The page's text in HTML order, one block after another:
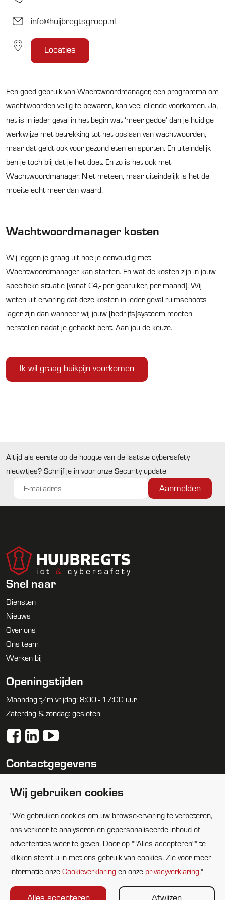
info@huijbregtsgroep.nl
Locaties
tekst bestandje ergens op je pc of mobiel. Je weet het wel…,
die pas later. En als die buikpijn er dan toch is, dan mogen wij in
actie komen. Deze mensen zien wij hier bijna dagelijks op de
Een goed gebruik van Wachtwoordmanager, een programma om
wachtwoorden veilig te bewaren, kan veel ellende voorkomen. Ja,
het is in ieder geval in het begin wat ‘meer gedoe’ dan je huidige
werkwijze met betrekking tot het opslaan van wachtwoorden,
maar dat geldt ook voor gezond eten en sporten. En uiteindelijk
ben je toch blij dat je het doet. En zo is het ook met
Wachtwoordmanager. Niet meteen, maar uiteindelijk is het de
moeite echt meer dan waard.
Wachtwoordmanager kosten
Wij leggen je graag uit hoe je eenvoudig met
Wachtwoordmanager kan starten. En wat de kosten zijn in jouw
specifieke situatie (vanaf €4,- per gebruiker, per maand). Wij
weten uit ervaring dat deze kosten in ieder geval ruimschoots
lager zijn dan wanneer wij jouw (bedrijfs)systeem moeten
herstellen nadat je gehackt bent. Aan jou de keuze.
Ik wil graag buikpijn voorkomen
Altijd als eerste op de hoogte van de laatste cybersafety
nieuwtjes? Schrijf je in voor onze Security update
Snel naar
Diensten
Nieuws
Over ons
Ons team
Werken bij
Openingstijden
Maandag t/m vrijdag: 8:00 - 17:00 uur
Zaterdag & zondag: gesloten
Contactgegevens
info@huijbregtsgroep.nl
Wij gebruiken cookies
"We gebruiken cookies om uw browse-ervaring te verbeteren,
ons verkeer te analyseren en gepersonaliseerde inhoud of
advertenties weer te geven. Door op ""Alles accepteren"" te
klikken stemt u in met ons gebruik van cookies. Zie voor meer
informatie onze Cookieverklaring en onze privacyverklaring."